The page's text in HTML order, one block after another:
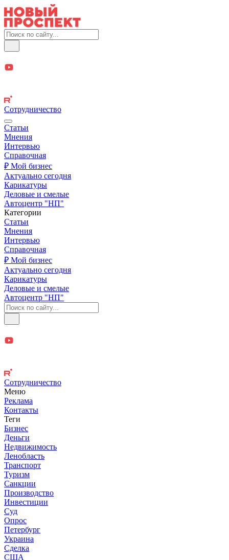
Сотрудничество
Статьи
Мнения
Интервью
Справочная
₽ Мой бизнес
Актуально сегодня
Карикатуры
Деловые и смелые
Автоцентр "НП"
Категории
Статьи
Мнения
Интервью
Справочная
₽ Мой бизнес
Актуально сегодня
Карикатуры
Деловые и смелые
Автоцентр "НП"
Сотрудничество
Меню
Реклама
Контакты
Теги
Бизнес
Деньги
Недвижимость
Ленобласть
Транспорт
Туризм
Санкции
Производство
Инвестиции
Суд
Опрос
Петербург
Украина
Сделка
США